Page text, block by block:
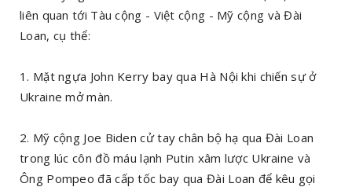
liên quan tới Tàu cộng - Việt cộng - Mỹ cộng và Đài
Loan, cụ thể:
1. Mặt ngựa John Kerry bay qua Hà Nội khi chiến sự ở
Ukraine mở màn.
2. Mỹ cộng Joe Biden cử tay chân bộ hạ qua Đài Loan
trong lúc côn đồ máu lạnh Putin xâm lược Ukraine và
Ông Pompeo đã cấp tốc bay qua Đài Loan để kêu gọi